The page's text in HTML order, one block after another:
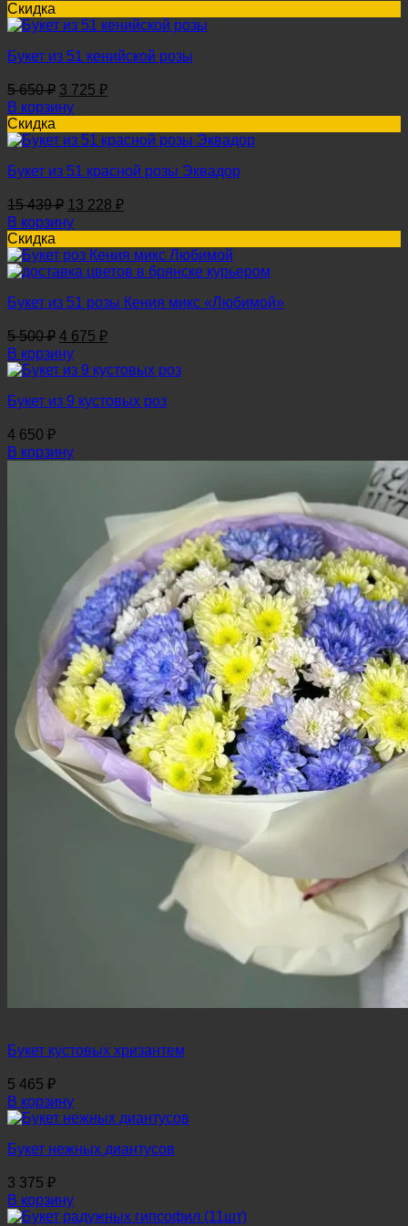
составляла
5
3
725 ₽.
Скидка
Букет из 51 кенийской розы
5 650₽ Первоначальная
цена
составляла
5
3 725 ₽Текущая
3
725 ₽.
В корзину
Скидка
Букет из 51 красной розы Эквадор
15 439₽ Первоначальная
цена
составляла
15
439 ₽.
13 228 ₽Текущая
13
228 ₽.
В корзину
Скидка
Букет из 51 розы Кения микс «Любимой»
5 500₽ Первоначальная
цена
составляла
5
500 ₽.
4 675 ₽Текущая
4
В корзину
Букет из 9 кустовых роз
4 650 ₽
В корзину
Букет кустовых хризантем
5 465 ₽
В корзину
Букет нежных диантусов
3 375 ₽
В корзину